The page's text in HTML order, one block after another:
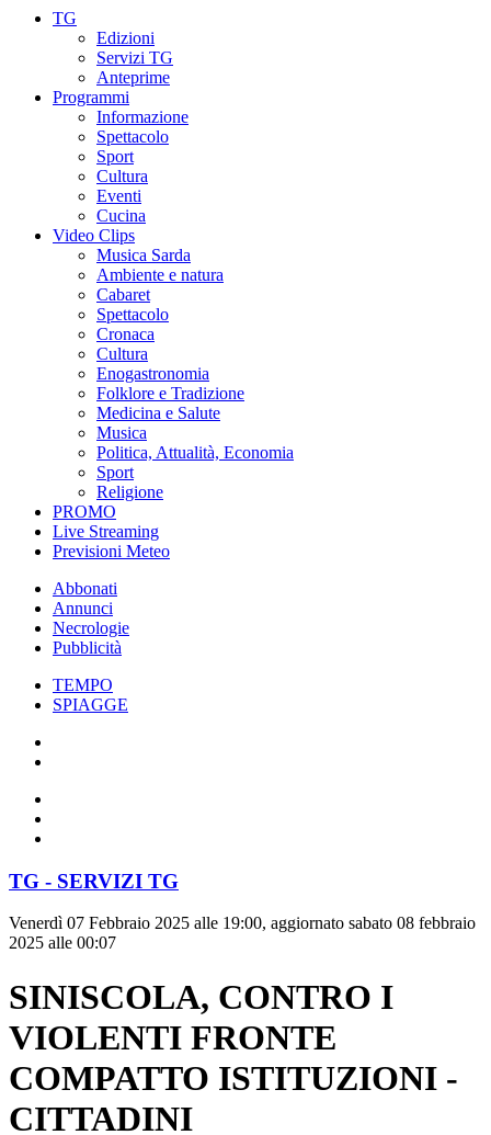
TG
Edizioni
Servizi TG
Anteprime
Programmi
Informazione
Spettacolo
Sport
Cultura
Eventi
Cucina
Video Clips
Musica Sarda
Ambiente e natura
Cabaret
Spettacolo
Cronaca
Cultura
Enogastronomia
Folklore e Tradizione
Medicina e Salute
Musica
Politica, Attualità, Economia
Sport
Religione
PROMO
Live Streaming
Previsioni Meteo
Abbonati
Annunci
Necrologie
Pubblicità
TEMPO
SPIAGGE
TG - SERVIZI TG
Venerdì 07 Febbraio 2025 alle 19:00, aggiornato sabato 08 febbraio
2025 alle 00:07
SINISCOLA, CONTRO I
VIOLENTI FRONTE
COMPATTO ISTITUZIONI -
CITTADINI